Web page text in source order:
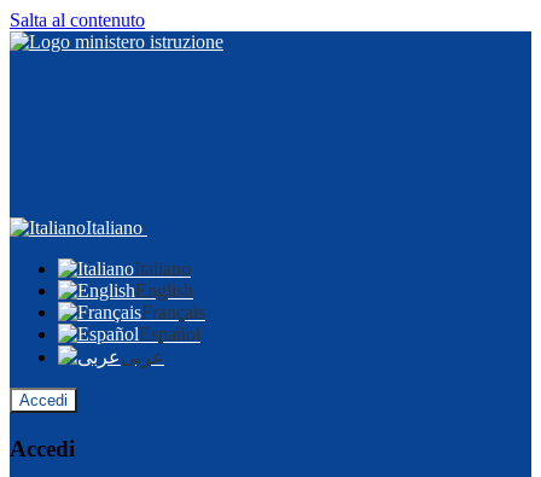
Salta al contenuto
Italiano
Italiano
English
Français
Español
عربى
Accedi
Accedi